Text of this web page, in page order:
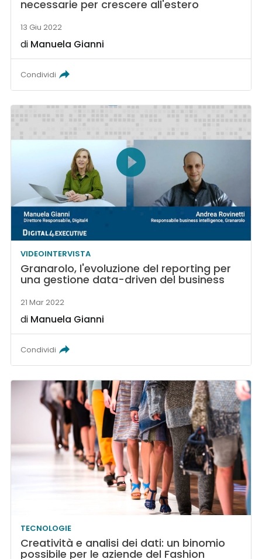
necessarie per crescere all'estero
13 Giu 2022
di Manuela Gianni
Condividi
VIDEOINTERVISTA
Granarolo, l'evoluzione del reporting per
una gestione data-driven del business
21 Mar 2022
di Manuela Gianni
Condividi
TECNOLOGIE
Creatività e analisi dei dati: un binomio
possibile per le aziende del Fashion